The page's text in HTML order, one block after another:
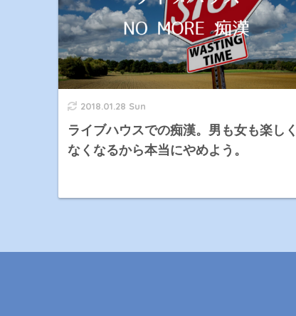
2018.01.28 Sun
ライブハウスでの痴漢。男も女も楽しく
なくなるから本当にやめよう。